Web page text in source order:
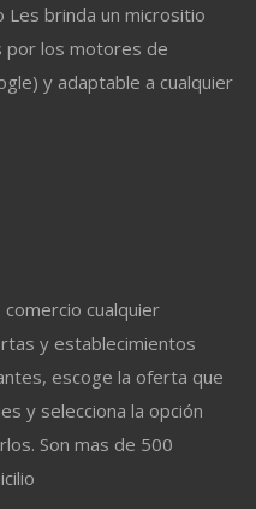
brinda un micrositio
por los motores de
y adaptable a cualquier
cualquier
y establecimientos
escoge la oferta que
y selecciona la opción
Son mas de 500